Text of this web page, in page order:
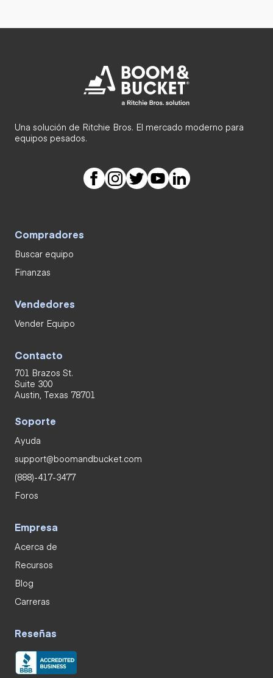
Una solución de Ritchie Bros. El mercado moderno para
equipos pesados.
Compradores
Buscar equipo
Finanzas
Vendedores
Vender Equipo
Contacto
701 Brazos St.
Suite 300
Austin, Texas 78701
Soporte
Ayuda
support@boomandbucket.com
(888)-417-3477
Foros
Empresa
Acerca de
Recursos
Blog
Carreras
Reseñas